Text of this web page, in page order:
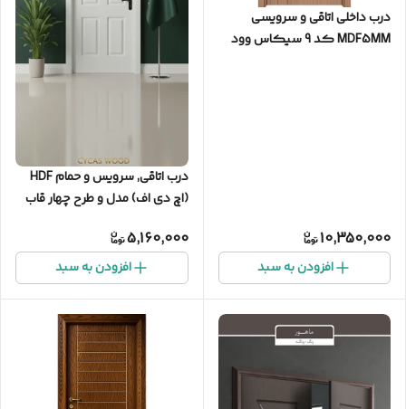
درب داخلی اتاقی و سرویسی
MDF5MM کد 9 سیکاس وود
10,350,000
افزودن به سبد
درب اتاقی, سرویس و حمام HDF
(اچ‌ دی‌ اف) مدل و طرح چهار قاب
5,160,000
افزودن به سبد